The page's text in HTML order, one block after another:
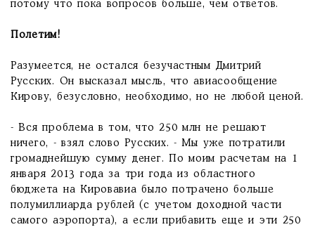
потому что пока вопросов больше, чем ответов.
Полетим!
Разумеется, не остался безучастным Дмитрий
Русских. Он высказал мысль, что авиасообщение
Кирову, безусловно, необходимо, но не любой ценой.
- Вся проблема в том, что 250 млн не решают
ничего, - взял слово Русских. - Мы уже потратили
громаднейшую сумму денег. По моим расчетам на 1
января 2013 года за три года из областного
бюджета на Кировавиа было потрачено больше
полумиллиарда рублей (с учетом доходной части
самого аэропорта), а если прибавить еще и эти 250